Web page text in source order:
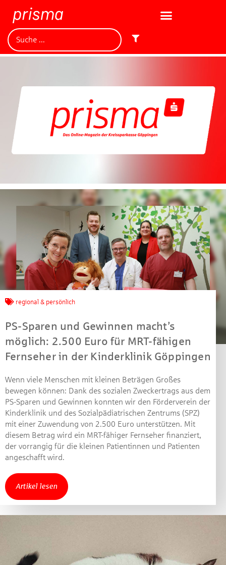
regional & persönlich
PS-Sparen und Gewinnen macht’s
möglich: 2.500 Euro für MRT-fähigen
Fernseher in der Kinderklinik Göppingen
Wenn viele Menschen mit kleinen Beträgen Großes
bewegen können: Dank des sozialen Zweckertrags aus dem
PS-Sparen und Gewinnen konnten wir den Förderverein der
Kinderklinik und des Sozialpädiatrischen Zentrums (SPZ)
mit einer Zuwendung von 2.500 Euro unterstützen. Mit
diesem Betrag wird ein MRT-fähiger Fernseher finanziert,
der vorrangig für die kleinen Patientinnen und Patienten
angeschafft wird.
Artikel lesen